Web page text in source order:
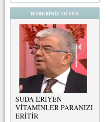
HABERİNİZ OLSUN
SUDA ERİYEN
VİTAMİNLER PARANIZI
ERİTİR